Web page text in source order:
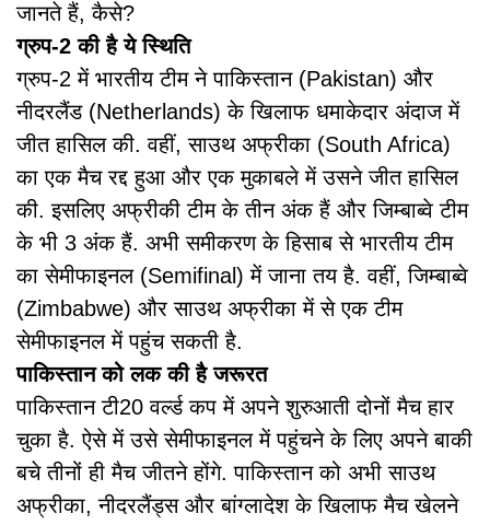
जानते हैं, कैसे?
ग्रुप-2 की है ये स्थिति
ग्रुप-2 में भारतीय टीम ने पाकिस्तान (Pakistan) और
नीदरलैंड (Netherlands) के खिलाफ धमाकेदार अंदाज में
जीत हासिल की. वहीं, साउथ अफ्रीका (South Africa)
का एक मैच रद्द हुआ और एक मुकाबले में उसने जीत हासिल
की. इसलिए अफ्रीकी टीम के तीन अंक हैं और जिम्बाब्वे टीम
के भी 3 अंक हैं. अभी समीकरण के हिसाब से भारतीय टीम
का सेमीफाइनल (Semifinal) में जाना तय है. वहीं, जिम्बाब्वे
(Zimbabwe) और साउथ अफ्रीका में से एक टीम
सेमीफाइनल में पहुंच सकती है.
पाकिस्तान को लक की है जरूरत
पाकिस्तान टी20 वर्ल्ड कप में अपने शुरुआती दोनों मैच हार
चुका है. ऐसे में उसे सेमीफाइनल में पहुंचने के लिए अपने बाकी
बचे तीनों ही मैच जीतने होंगे. पाकिस्तान को अभी साउथ
अफ्रीका, नीदरलैंड्स और बांग्लादेश के खिलाफ मैच खेलने